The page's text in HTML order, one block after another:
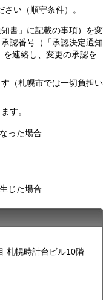
い（順守条件）。
書」に記載の事項）を変
認番号（「承認決定通知
連絡し、変更の承認を
（札幌市では一切負担い
す。
った場合
じた場合
札幌時計台ビル10階